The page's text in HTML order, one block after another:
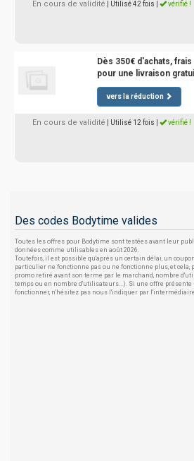
En cours de validité | Utilisé 42 fois vérifié !
Dès 350€ d'achats,
pour une livraison
vers la réduction
En cours de validité | Utilisé 12 fois vérifié !
Des codes Bodytime valides
Toutes les offres pour Bodytime sont testées avant leur
données comme utilisables en août 2026.
Toutefois, il est possible qu'après un certain délai, un
particulier ne fonctionne pas ou ne fonctionne plus, et cela,
promo retiré avant son terme par le marchand, nombre
temps ou en nombre d'utilisateurs...). Si une offre présente
fonctionner, n'hésitez pas nous l'indiquer par